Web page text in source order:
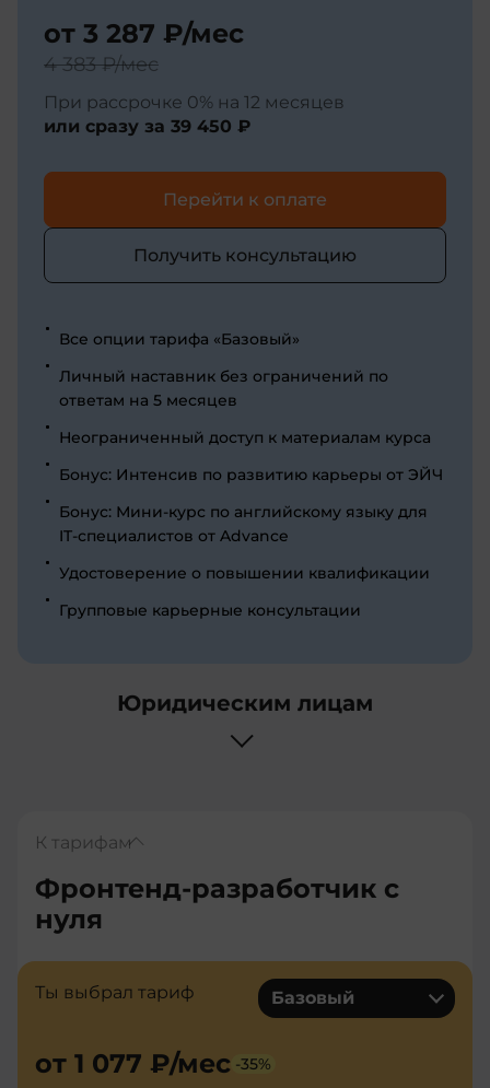
от 3 287 ₽/мес
4 383 ₽/мес
При рассрочке 0% на 12 месяцев
или сразу за 39 450 ₽
Перейти к оплате
Получить консультацию
Все опции тарифа «Базовый»
Личный наставник без ограничений по
ответам на 5 месяцев
Неограниченный доступ к материалам курса
Бонус: Интенсив по развитию карьеры от ЭЙЧ
Бонус: Мини-курс по английскому языку для
IT-специалистов от Advance
Удостоверение о повышении квалификации
Групповые карьерные консультации
Юридическим лицам
К тарифам
Фронтенд-разработчик с
нуля
Ты выбрал тариф Базовый
от 1 077 ₽/мес -35%